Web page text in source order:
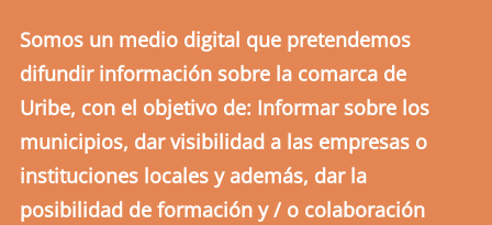
Somos un medio digital que pretendemos
difundir información sobre la comarca de
Uribe, con el objetivo de: Informar sobre los
municipios, dar visibilidad a las empresas o
instituciones locales y además, dar la
posibilidad de formación y / o colaboración